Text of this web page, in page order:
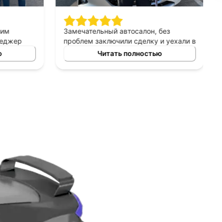
авто
Замечательный автосалон, без
проблем заключили сделку и уехали в
этот же день на новой машине.
Рекомендую!
Читать полностью